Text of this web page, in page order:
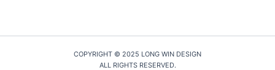
COPYRIGHT © 2025 LONG WIN DESIGN
ALL RIGHTS RESERVED.